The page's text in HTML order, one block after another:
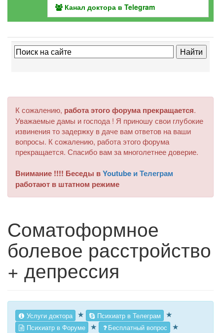
Канал доктора в Telegram
К сожалению, работа этого форума прекращается.
Уважаемые дамы и господа ! Я приношу свои глубокие
извинения то задержку в даче вам ответов на ваши
вопросы. К сожалению, работа этого форума
прекращается. Спасибо вам за многолетнее доверие.
Внимание !!!! Беседы вYoutube и Телеграм
работают в штатном режиме
Соматоформное
болевое расстройство
+ депрессия
Услуги доктора ★ Психиатр в Телеграм ★
Психиатр в Форуме ★ Бесплатный вопрос ★